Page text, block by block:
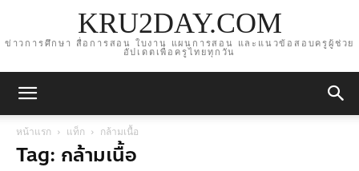
KRU2DAY.COM
ข่าวการศึกษา สื่อการสอน ใบงาน แผนการสอน และแนวข้อสอบครูผู้ช่วย
อัปเดตเพื่อครูไทยทุกวัน
หน้าแรก แท็ก กล้ามเนื้อ
Tag: กล้ามเนื้อ